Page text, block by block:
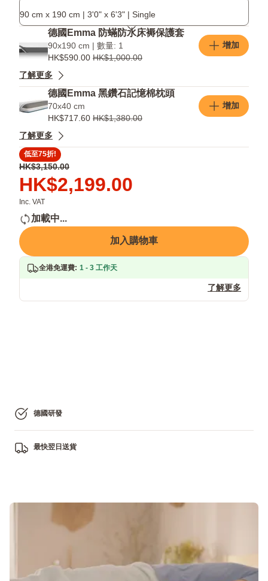
升
床
褥
冇
題
術
行
溫
調
幫
助
更
快
深
翻
產
90 cm x 190 cm | 3'0" x 6'3" | Single
德國Emma 防蟎防水床褥保護套
90x190 cm | 數量: 1
HK$590.00 HK$1,000.00
增加
了解更多
德國Emma 黑鑽石記憶棉枕頭
70x40 cm
HK$717.60 HK$1,380.00
增加
了解更多
低至75折!
原
價
HK$3,150.00
HK$3,150.00
價
格
HK$2,199.00
HK$2,199.00
Inc. VAT
加載中...
加入購物車
全港免運費: 1 - 3 工作天
了解更多
德國研發
最快翌日送貨